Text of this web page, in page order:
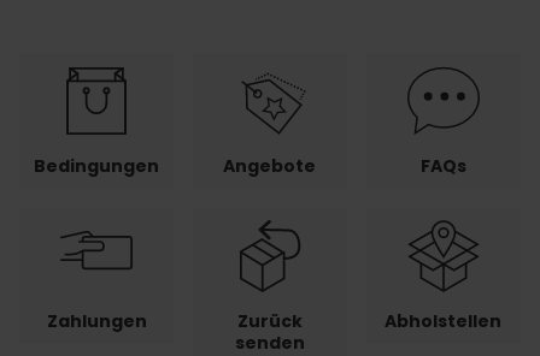
Bedingungen Angebote FAQs
Zahlungen
Zurück
senden
Abholstellen